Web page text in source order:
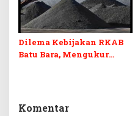
Dilema Kebijakan RKAB
Batu Bara, Mengukur
Komentar